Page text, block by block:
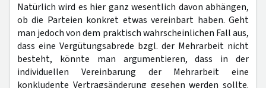
Natürlich wird es hier ganz wesentlich davon abhängen,
ob die Parteien konkret etwas vereinbart haben. Geht
man jedoch von dem praktisch wahrscheinlichen Fall aus,
dass eine Vergütungsabrede bzgl. der Mehrarbeit nicht
besteht, könnte man argumentieren, dass in der
individuellen Vereinbarung der Mehrarbeit eine
konkludente Vertragsänderung gesehen werden sollte.